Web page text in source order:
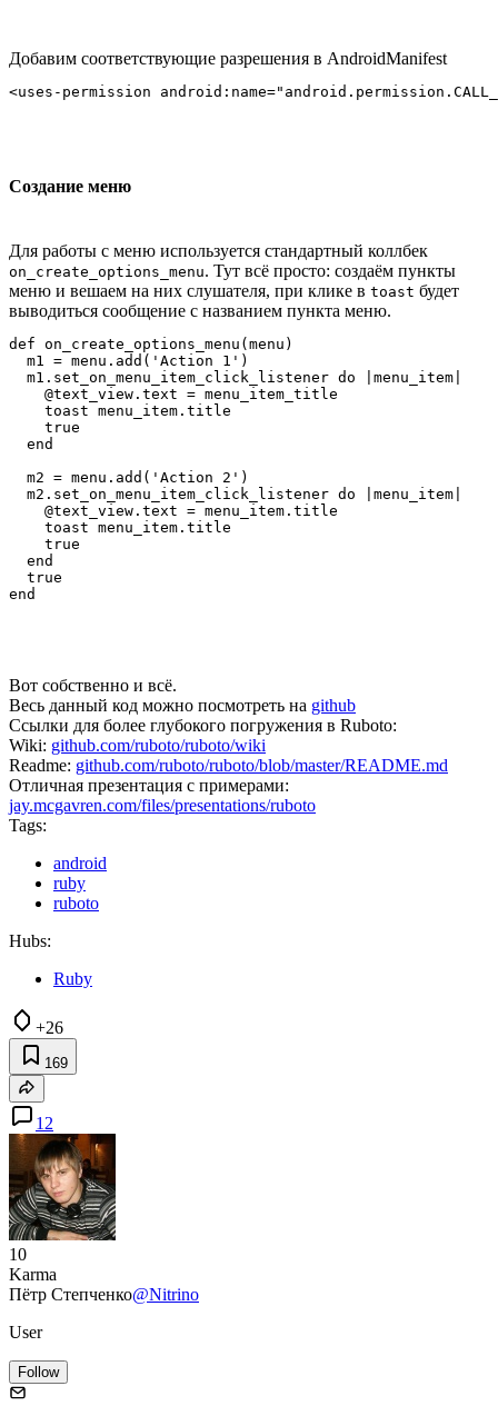
Добавим соответствующие разрешения в AndroidManifest
Создание меню
Для работы с меню используется стандартный коллбек
on_create_options_menu. Тут всё просто: создаём пункты
меню и вешаем на них слушателя, при клике в toast будет
выводиться сообщение с названием пункта меню.
def on_create_options_menu(menu)
  m1 = menu.add('Action 1')
  m1.set_on_menu_item_click_listener do |menu_item|
    @text_view.text = menu_item_title
    toast menu_item.title
    true
  end
  m2 = menu.add('Action 2')
  m2.set_on_menu_item_click_listener do |menu_item|
    @text_view.text = menu_item.title
    toast menu_item.title
    true
  end
  true
Вот собственно и всё.
Весь данный код можно посмотреть на github
Ссылки для более глубокого погружения в Ruboto:
Wiki: github.com/ruboto/ruboto/wiki
Readme: github.com/ruboto/ruboto/blob/master/README.md
Отличная презентация с примерами:
jay.mcgavren.com/files/presentations/ruboto
Tags:
android
ruby
ruboto
Hubs:
Ruby
+26
169
12
10
Karma
Пётр Степченко@Nitrino
User
Follow